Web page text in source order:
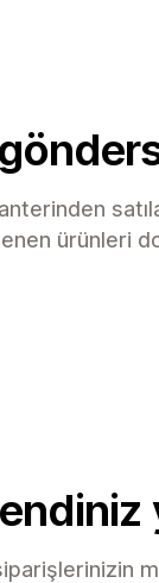
ürünleri